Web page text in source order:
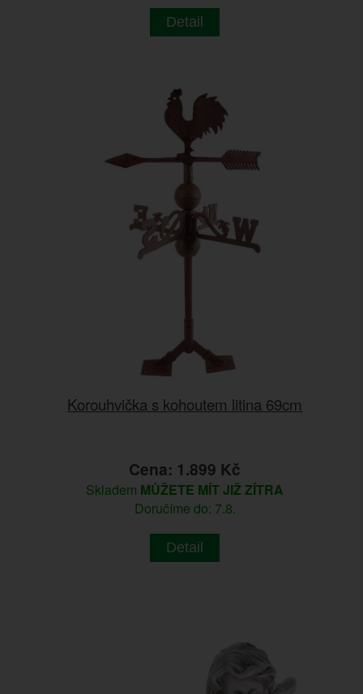
Detail
Korouhvička s kohoutem litina 69cm
Cena: 1.899 Kč
Skladem MŮŽETE MÍT JIŽ ZÍTRA
Doručíme do: 7.8.
Detail